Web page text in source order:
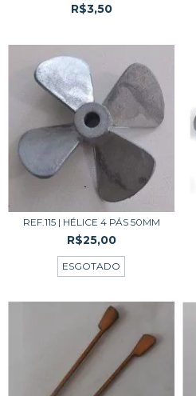
R$3,50
REF.115 | HÉLICE 4 PÁS 50MM
R$25,00
ESGOTADO